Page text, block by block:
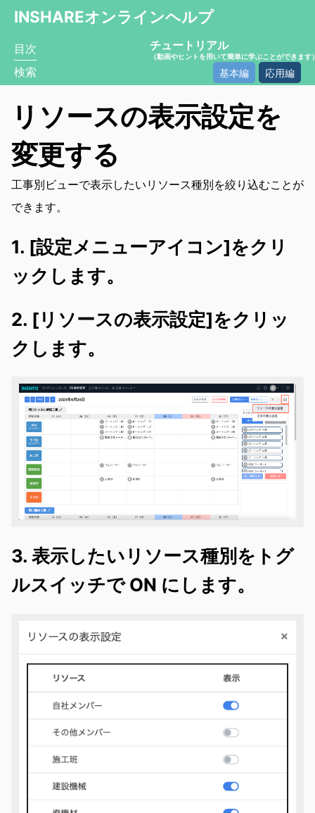
INSHAREオンラインヘルプ
目次
検索
チュートリアル
（動画やヒントを用いて簡単に学ぶことができます
基本編 応用編
リソースの表示設定を
変更する
工事別ビューで表示したいリソース種別を絞り込むことが
できます。
1. [設定メニューアイコン]をクリ
ックします。
2. [リソースの表示設定]をクリッ
クします。
3. 表示したいリソース種別をトグ
ルスイッチで ON にします。